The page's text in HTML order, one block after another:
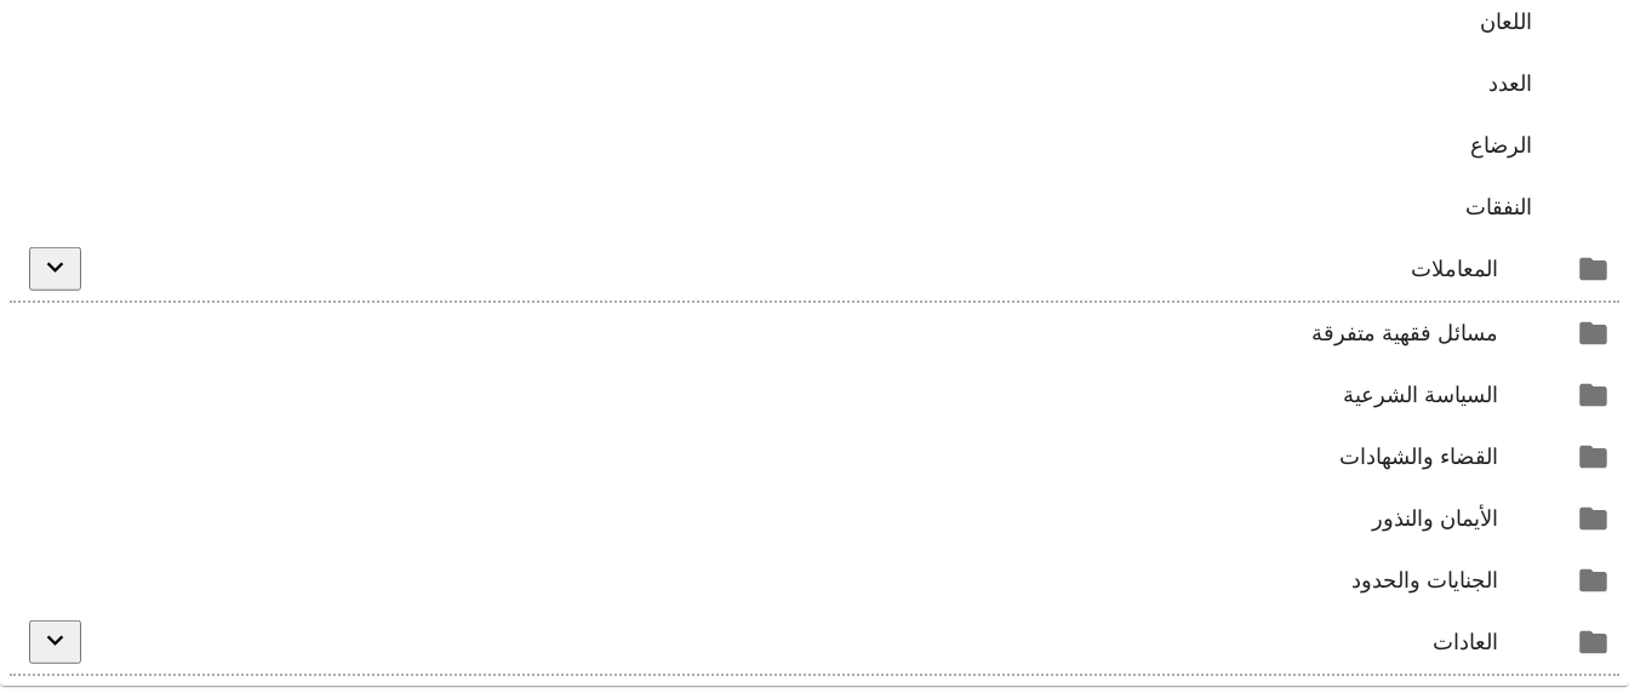
اللعان
العدد
الرضاع
النفقات
المعاملات
مسائل فقهية متفرقة
السياسة الشرعية
القضاء والشهادات
الأيمان والنذور
الجنايات والحدود
العادات